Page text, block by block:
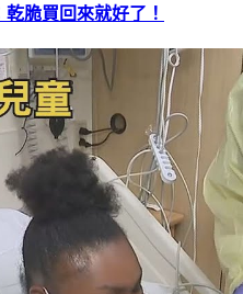
脆買回來就好了！